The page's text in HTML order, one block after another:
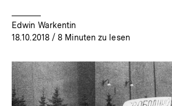
Edwin Warkentin
18.10.2018/ 8 Minuten zu lesen